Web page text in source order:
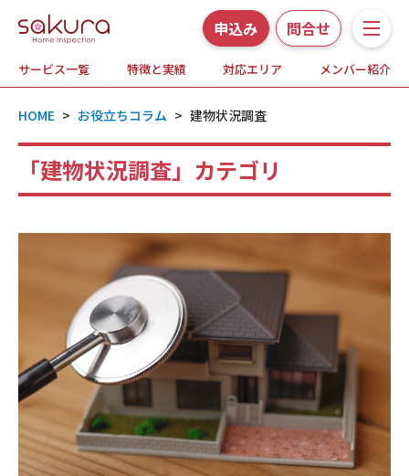
申込み 問合せ
サービス一覧 特徴と実績 対応エリア メンバー紹介
サービス一覧
さくら事務所の特徴と実績
ホームインスペクションとは
対応エリア
メンバー紹介
よくある質問
お知らせ・プレスリリース
現場事例・お役立ちコラム
HOME > お役立ちコラム > 建物状況調査
「建物状況調査」カテゴリ